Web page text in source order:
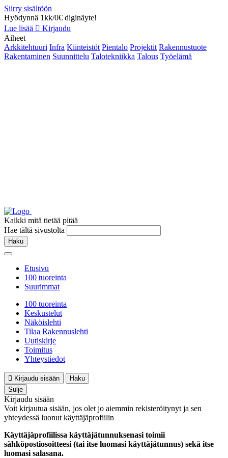
Siirry sisältöön
Hyödynnä 1kk/0€ diginäyte!
Lue lisää
Kirjaudu
Aiheet
Arkkitehtuuri Infra Kiinteistöt Pientalo Projektit Rakennustuote
Rakentaminen Suunnittelu Talotekniikka Talous Työelämä
Kaikki mitä tietää pitää
Hae tältä sivustolta
Haku
Etusivu
100 tuoreinta
Suurimmat
100 tuoreinta
Keskustelut
Näköislehti
Tilaa Rakennuslehti
Uutiskirje
Toimitus
Yhteystiedot
Kirjaudu sisään
Haku
Sulje
Kirjaudu sisään
Voit kirjautua sisään, jos olet jo aiemmin rekisteröitynyt ja sen
yhteydessä luonut käyttäjäprofiilin
Käyttäjäprofiilissa käyttäjätunnuksenasi toimii
sähköpostiosoitteesi (tai itse luomasi käyttäjätunnus) sekä itse
luomasi salasana.